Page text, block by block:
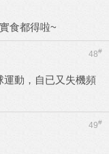
食都得啦~
48#
運動，自已又失機頻
49#